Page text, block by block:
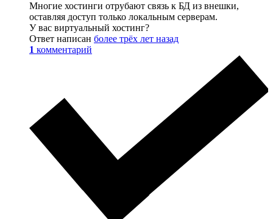
Многие хостинги отрубают связь к БД из внешки,
оставляя доступ только локальным серверам.
У вас виртуальный хостинг?
Ответ написан более трёх лет назад
1 комментарий